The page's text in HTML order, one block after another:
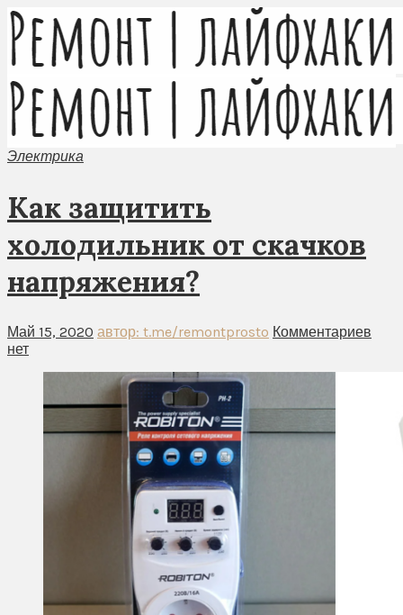
Электрика
Как защитить
холодильник от скачков
напряжения?
Май 15, 2020 автор: t.me/remontprosto Комментариев
нет